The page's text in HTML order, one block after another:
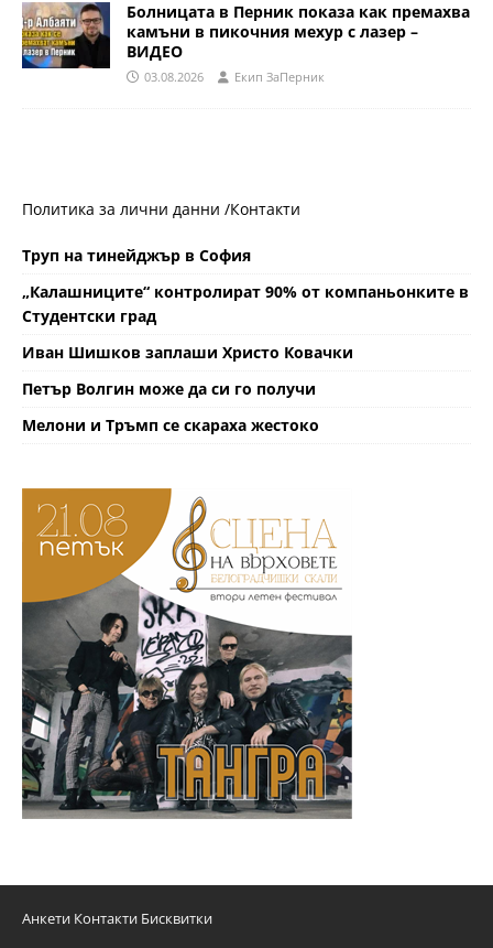
Болницата в Перник показа как премахва
камъни в пикочния мехур с лазер –
ВИДЕО
03.08.2026 Eкип ЗаПерник
Политика за лични данни /Контакти
Труп на тинейджър в София
„Калашниците“ контролират 90% от компаньонките в
Студентски град
Иван Шишков заплаши Христо Ковачки
Петър Волгин може да си го получи
Мелони и Тръмп се скараха жестоко
Анкети Контакти Бисквитки